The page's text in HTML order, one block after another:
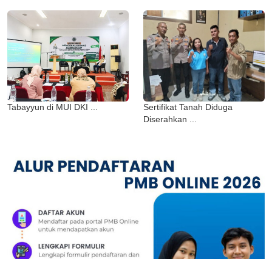
Tabayyun di MUI DKI ...
Sertifikat Tanah Diduga
Diserahkan ...